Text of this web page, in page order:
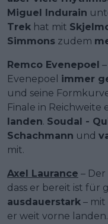
Miguel Indurain
Trek hat mit
Simmons zudem
Remco Evenepoel
Evenepoel immer
und seine
Finale in Reichweite
landen. Soudal -
Schachmann und
mit.
Axel Laurance –
dass er bereit ist für
ausdauerstark –
er weit vorne